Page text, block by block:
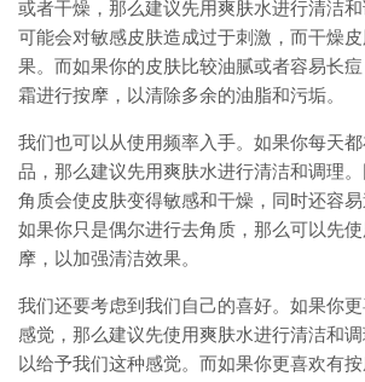
或者干燥，那么建议先用爽肤水进行清洁
可能会对敏感皮肤造成过于刺激，而干燥
果。而如果你的皮肤比较油腻或者容易长
霜进行按摩，以清除多余的油脂和污垢。
我们也可以从使用频率入手。如果你每天
品，那么建议先用爽肤水进行清洁和调理
角质会使皮肤变得敏感和干燥，同时还容
如果你只是偶尔进行去角质，那么可以先
摩，以加强清洁效果。
我们还要考虑到我们自己的喜好。如果你
感觉，那么建议先使用爽肤水进行清洁和
以给予我们这种感觉。而如果你更喜欢有